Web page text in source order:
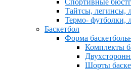
Тайтсы, легинсы,
Термо- футболки,
Баскетбол
Форма
Комплекты
Шорты